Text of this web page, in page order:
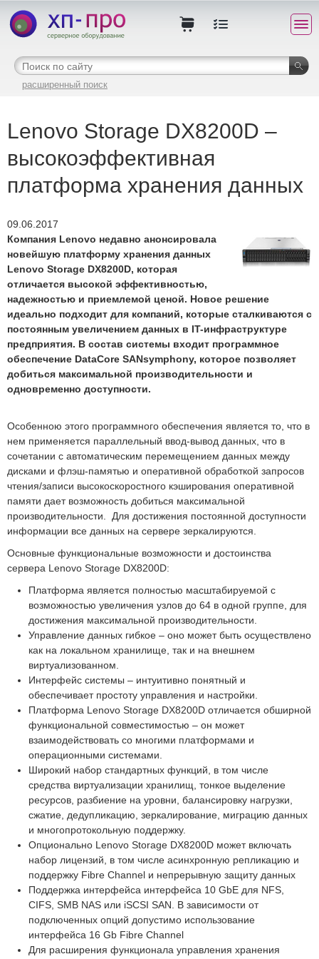
расширенный поиск
Lenovo Storage DX8200D –
высокоэффективная
платформа хранения данных
09.06.2017
Компания Lenovo недавно анонсировала
новейшую платформу хранения данных
Lenovo Storage DX8200D, которая
отличается высокой эффективностью,
надежностью и приемлемой ценой. Новое решение
идеально подходит для компаний, которые сталкиваются с
постоянным увеличением данных в IT-инфраструктуре
предприятия. В состав системы входит программное
обеспечение DataCore SANsymphony, которое позволяет
добиться максимальной производительности и
одновременно доступности.
Особенною этого программного обеспечения является то, что в
нем применяется параллельный ввод-вывод данных, что в
сочетании с автоматическим перемещением данных между
дисками и флэш-памятью и оперативной обработкой запросов
чтения/записи высокоскоростного кэширования оперативной
памяти дает возможность добиться максимальной
производительности. Для достижения постоянной доступности
информации все данных на сервере зеркалируются.
Основные функциональные возможности и достоинства
сервера Lenovo Storage DX8200D:
Платформа является полностью масштабируемой с
возможностью увеличения узлов до 64 в одной группе, для
достижения максимальной производительности.
Управление данных гибкое – оно может быть осуществлено
как на локальном хранилище, так и на внешнем
виртуализованном.
Интерфейс системы – интуитивно понятный и
обеспечивает простоту управления и настройки.
Платформа Lenovo Storage DX8200D отличается обширной
функциональной совместимостью – он может
взаимодействовать со многими платформами и
операционными системами.
Широкий набор стандартных функций, в том числе
средства виртуализации хранилищ, тонкое выделение
ресурсов, разбиение на уровни, балансировку нагрузки,
сжатие, дедупликацию, зеркалирование, миграцию данных
и многопротокольную поддержку.
Опционально Lenovo Storage DX8200D может включать
набор лицензий, в том числе асинхронную репликацию и
поддержку Fibre Channel и непрерывную защиту данных
Поддержка интерфейса интерфейса 10 GbE для NFS,
CIFS, SMB NAS или iSCSI SAN. В зависимости от
подключенных опций допустимо использование
интерфейса 16 Gb Fibre Channel
Для расширения функционала управления хранения